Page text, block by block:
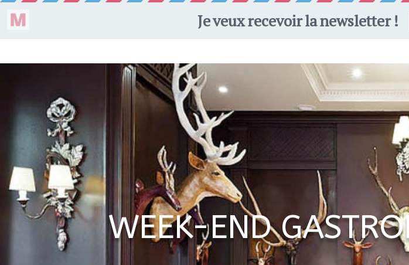
ON VA OÙ ? WEEK-END À LA MER WEEK-END
WEEK-END